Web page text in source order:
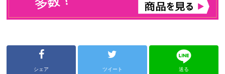
シェア ツイート 送る